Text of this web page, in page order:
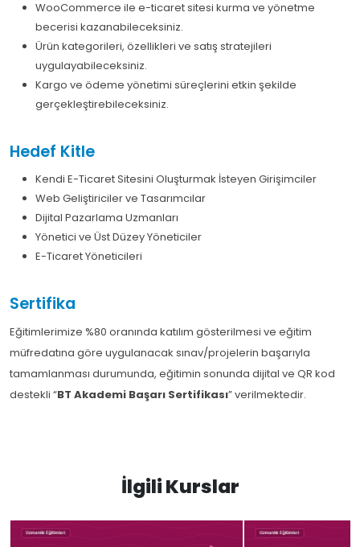
WooCommerce ile e-ticaret sitesi kurma ve yönetme
becerisi kazanabileceksiniz.
Ürün kategorileri, özellikleri ve satış stratejileri
uygulayabileceksiniz.
Kargo ve ödeme yönetimi süreçlerini etkin şekilde
gerçekleştirebileceksiniz.
Hedef Kitle
Kendi E-Ticaret Sitesini Oluşturmak İsteyen Girişimciler
Web Geliştiriciler ve Tasarımcılar
Dijital Pazarlama Uzmanları
Yönetici ve Üst Düzey Yöneticiler
E-Ticaret Yöneticileri
Sertifika
Eğitimlerimize %80 oranında katılım gösterilmesi ve eğitim
müfredatına göre uygulanacak sınav/projelerin başarıyla
tamamlanması durumunda, eğitimin sonunda dijital ve QR kod
destekli “BT Akademi Başarı Sertifikası” verilmektedir.
İlgili Kurslar